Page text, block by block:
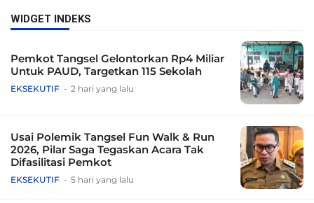
WIDGET INDEKS
Pemkot Tangsel Gelontorkan Rp4 Miliar
Untuk PAUD, Targetkan 115 Sekolah
EKSEKUTIF 2 hari yang lalu
Usai Polemik Tangsel Fun Walk & Run
2026, Pilar Saga Tegaskan Acara Tak
Difasilitasi Pemkot
EKSEKUTIF 5 hari yang lalu